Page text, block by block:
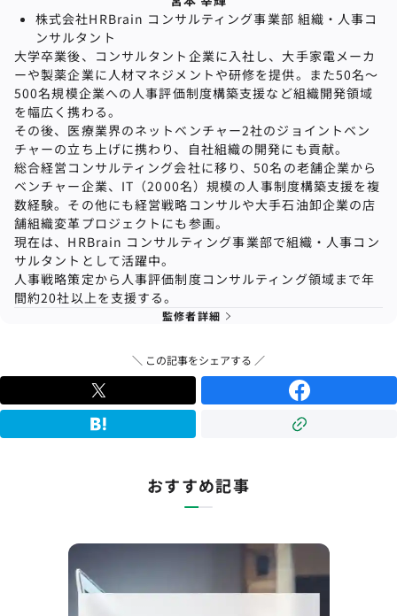
株式会社HRBrain コンサルティング事業部 組織・⼈事コ
ンサルタント
大学卒業後、コンサルタント企業に入社し、大手家電メーカ
ーや製薬企業に人材マネジメントや研修を提供。また50名〜
500名規模企業への⼈事評価制度構築⽀援など組織開発領域
を幅広く携わる。
その後、医療業界のネットベンチャー2社のジョイントベン
チャーの立ち上げに携わり、自社組織の開発にも貢献。
総合経営コンサルティング会社に移り、50名の⽼舗企業から
ベンチャー企業、IT（2000名）規模の⼈事制度構築⽀援を複
数経験。その他にも経営戦略コンサルや⼤⼿⽯油卸企業の店
舗組織変⾰プロジェクトにも参画。
現在は、HRBrain コンサルティング事業部で組織 ・ 人事コン
サルタントとして活躍中。
人事戦略策定から人事評価制度コンサルティング領域まで年
間約20社以上を支援する。
監修者詳細
＼ この記事をシェアする ／
おすすめ記事